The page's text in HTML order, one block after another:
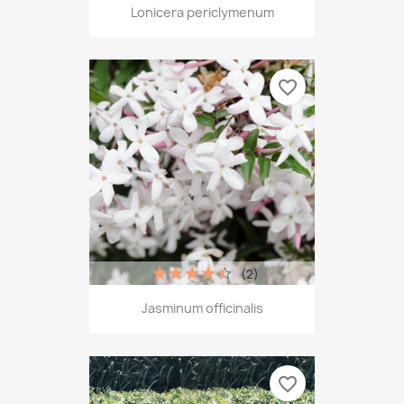
Lonicera periclymenum
Jasminum officinalis
(2)
favorite_border
favorite_border